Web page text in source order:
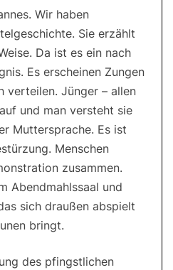
Wir haben
Sie erzählt
Da ist es ein nach
Es erscheinen Zungen
verteilen. Jünger – allen
und man versteht sie
Muttersprache. Es ist
Menschen
zusammen.
Abendmahlssaal und
sich draußen abspielt
bringt.
des pfingstlichen